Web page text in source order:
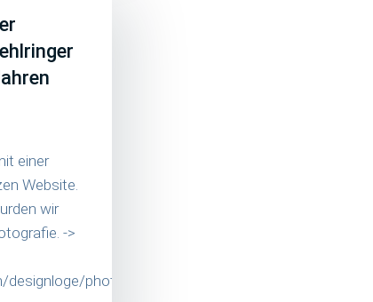
einer
Website.
wir
->
designloge/photos/a.705990942863241/